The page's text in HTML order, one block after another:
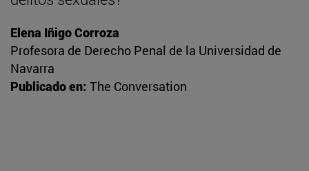
Elena Iñigo Corroza
Profesora de Derecho Penal de la Universidad de
Navarra
Publicado en: The Conversation